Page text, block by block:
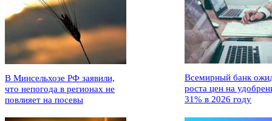
В Минсельхозе РФ заявили,
что непогода в регионах не
повлияет на посевы
Всемирный банк
роста цен на
31% в 2026 году